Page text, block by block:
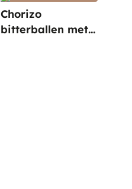
Chorizo
bitterballen met